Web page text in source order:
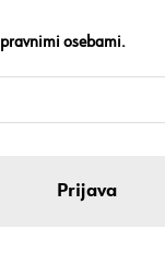
osebami.
Prijava